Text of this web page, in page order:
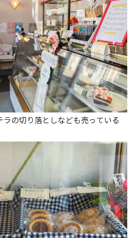
ラの切り落としなども売っている